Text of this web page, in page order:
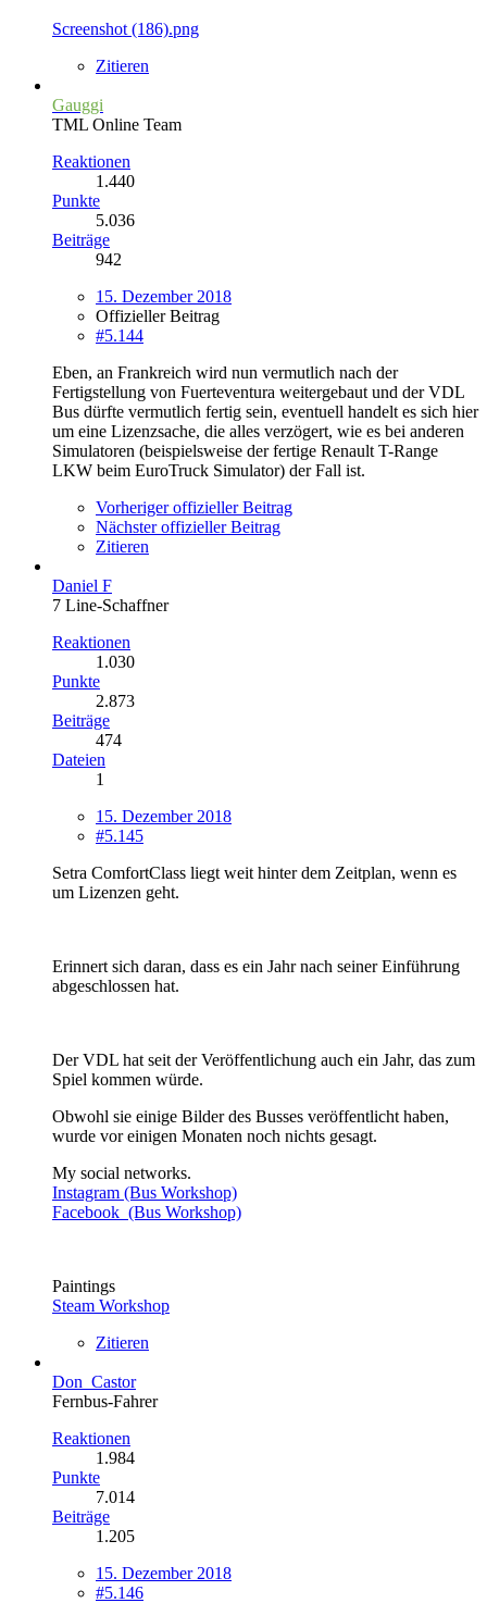
Screenshot (186).png
Zitieren
Gauggi
TML Online Team
Reaktionen
1.440
Punkte
5.036
Beiträge
942
15. Dezember 2018
Offizieller Beitrag
#5.144
Eben, an Frankreich wird nun vermutlich nach der
Fertigstellung von Fuerteventura weitergebaut und der VDL
Bus dürfte vermutlich fertig sein, eventuell handelt es sich hier
um eine Lizenzsache, die alles verzögert, wie es bei anderen
Simulatoren (beispielsweise der fertige Renault T-Range
LKW beim EuroTruck Simulator) der Fall ist.
Vorheriger offizieller Beitrag
Nächster offizieller Beitrag
Zitieren
Daniel F
7 Line-Schaffner
Reaktionen
1.030
Punkte
2.873
Beiträge
474
Dateien
1
15. Dezember 2018
#5.145
Setra ComfortClass liegt weit hinter dem Zeitplan, wenn es
um Lizenzen geht.
Erinnert sich daran, dass es ein Jahr nach seiner Einführung
abgeschlossen hat.
Der VDL hat seit der Veröffentlichung auch ein Jahr, das zum
Spiel kommen würde.
Obwohl sie einige Bilder des Busses veröffentlicht haben,
wurde vor einigen Monaten noch nichts gesagt.
My social networks.
Instagram (Bus Workshop)
Facebook (Bus Workshop)
Paintings
Steam Workshop
Zitieren
Don_Castor
Fernbus-Fahrer
Reaktionen
1.984
Punkte
7.014
Beiträge
1.205
15. Dezember 2018
#5.146